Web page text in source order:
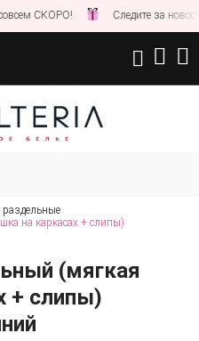
Следите за новостями на
на каркасах + слипы)
(мягкая
+ слипы)